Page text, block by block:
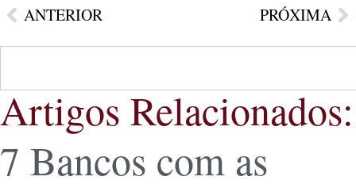
ANTERIOR PRÓXIMA
Artigos Relacionados:
7 Bancos com as